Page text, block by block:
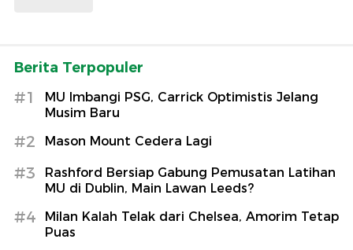
Berita Terpopuler
#1
MU Imbangi PSG, Carrick Optimistis Jelang
Musim Baru
#2 Mason Mount Cedera Lagi
#3
Rashford Bersiap Gabung Pemusatan Latihan
MU di Dublin, Main Lawan Leeds?
#4
Milan Kalah Telak dari Chelsea, Amorim Tetap
Puas